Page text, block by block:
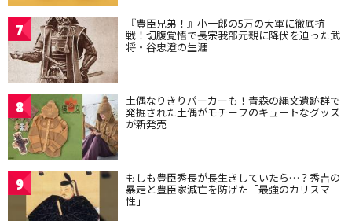
7 『豊臣兄弟！』小一郎の5万の大軍に徹底抗
戦！切腹覚悟で長宗我部元親に降伏を迫った武
将・谷忠澄の生涯
8 土偶なりきりパーカーも！青森の縄文遺跡群で
発掘された土偶がモチーフのキュートなグッズ
が新発売
9 もしも豊臣秀長が長生きしていたら…？秀吉の
暴走と豊臣家滅亡を防げた「最強のカリスマ
性」